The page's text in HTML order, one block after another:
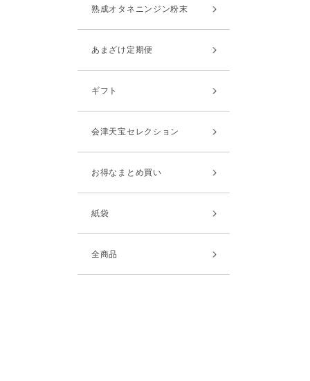
熟成オタネニンジン粉末
あまざけ定期便
ギフト
会津天宝セレクション
お得なまとめ買い
紙袋
全商品